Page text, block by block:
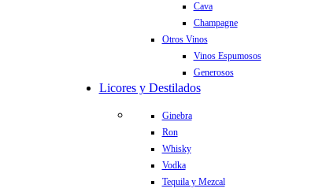
Cava
Champagne
Otros Vinos
Vinos Espumosos
Generosos
Licores y Destilados
Ginebra
Ron
Whisky
Vodka
Tequila y Mezcal